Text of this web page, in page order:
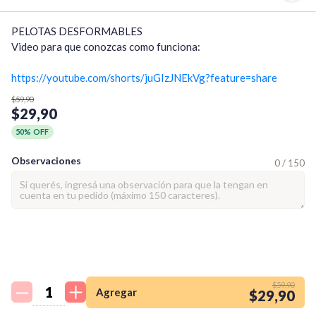
tienda así para mi
emprendimiento!
PELOTAS DESFORMABLES
Video para que conozcas como funciona:
https://youtube.com/shorts/juGIzJNEkVg?feature=share
$59,90
$29,90
50% OFF
Observaciones 0 / 150
Agregar
$59,90
$29,90